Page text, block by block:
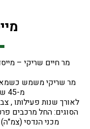
מ-45 שנה בתחום השמאות.
מכני הנדסי